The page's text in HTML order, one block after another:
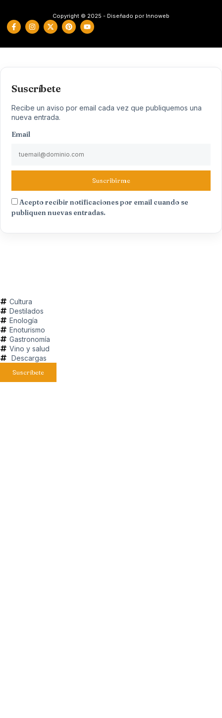
Copyright © 2025 - Diseñado por Innoweb
Suscríbete
Recibe un aviso por email cada vez que publiquemos una
nueva entrada.
Email
Suscribirme
Acepto recibir notificaciones por email cuando se
publiquen nuevas entradas.
Cultura
Destilados
Enología
Enoturismo
Gastronomía
Vino y salud
Descargas
Suscríbete